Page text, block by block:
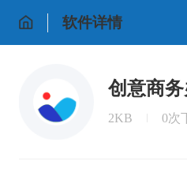
软件详情
创意商
2KB 0次